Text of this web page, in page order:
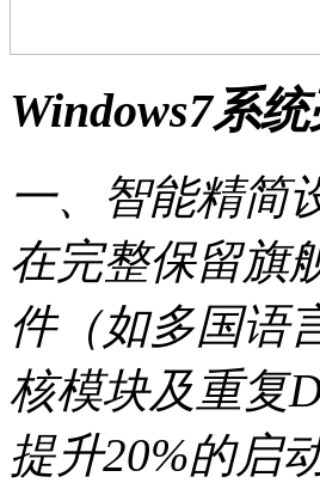
Windows7系
一、智能精简
在完整保留旗
件（如多国语
核模块及重复
提升20%的启